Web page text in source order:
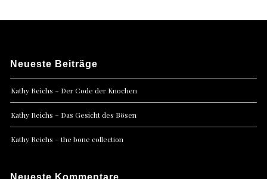
Neueste Beiträge
Kathy Reichs – Der Code der Knochen
Kathy Reichs – Das Gesicht des Bösen
Kathy Reichs – the bone collection
Neueste Kommentare